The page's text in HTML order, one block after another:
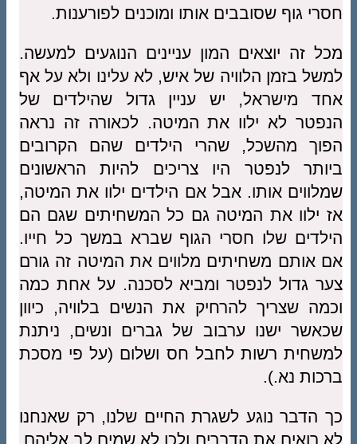
חסרי גוף שסובבים אותו ומוכנים לפורענות.
מכל זה יוצאים המון עניינים הנוגעים למעשה.
למשל בזמן הלוויה של איש, לא עלינו ולא על אף
אחד מישראל, יש עניין גדול שהילדים של
הנפטר לא ילוו את המיטה. לכאורה זה נראה
הפוך מהשכל, שהרי הילדים שהם הקרובים
ביותר לנפטר היו צריכים להיות הראשונים
שמלווים אותו. אבל אם הילדים ילוו את המיטה,
אז ילוו את המיטה גם כל המשחיתים שגם הם
הילדים שלו חסרי הגוף שברא במשך כל חייו.
אם אותם משחיתים מלווים את המיטה זה גורם
צער גדול לנפטר ומביא לסכנה. על אחת כמה
וכמה שצריך להרחיק את הנשים בלוויה, כיוון
שכאשר ישנו ערבוב של גברים ונשים, ניתנת
למשחית רשות לחבל חס ושלום (על פי מסכת
ברכות נא.).
כך הדבר נוגע לשגרת החיים שלנו, רק שאנחנו
לא רואים את הדברים ולכן לא שמים לב אליהם.